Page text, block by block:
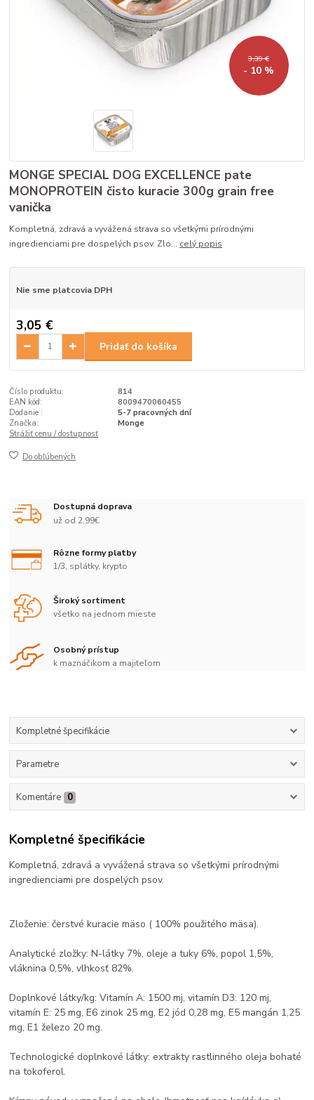
3,39 €
- 10 %
MONGE SPECIAL DOG EXCELLENCE pate
MONOPROTEIN čisto kuracie 300g grain free
vanička
Kompletná, zdravá a vyvážená strava so všetkými prírodnými
ingredienciami pre dospelých psov. Zlo... celý popis
Nie sme platcovia DPH
3,05 €
Pridať do košíka
Číslo produktu:
814
EAN kód:
8009470060455
Dodanie :
5-7 pracovných dní
Značka:
Monge
Strážiť cenu / dostupnosť
Do obľúbených
Dostupná doprava
už od 2,99€
Rôzne formy platby
1/3, splátky, krypto
Široký sortiment
všetko na jednom mieste
Osobný prístup
k maznáčikom a majiteľom
Kompletné špecifikácie
Parametre
Komentáre 0
Kompletné špecifikácie
Kompletná, zdravá a vyvážená strava so všetkými prírodnými
ingredienciami pre dospelých psov.
Zloženie: čerstvé kuracie mäso ( 100% použitého mäsa).
Analytické zložky: N-látky 7%, oleje a tuky 6%, popol 1,5%,
vláknina 0,5%, vlhkosť 82%.
Doplnkové látky/kg: Vitamín A: 1500 mj, vitamín D3: 120 mj,
vitamín E: 25 mg, E6 zinok 25 mg, E2 jód 0,28 mg, E5 mangán 1,25
mg, E1 železo 20 mg.
Technologické doplnkové látky: extrakty rastlinného oleja bohaté
na tokoferol.